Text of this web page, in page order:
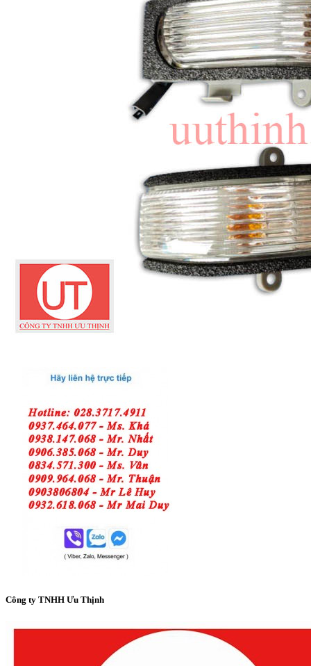
Công ty TNHH Ưu Thịnh